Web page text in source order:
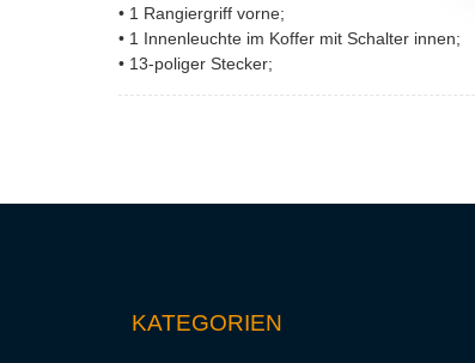
• 1 Rangiergriff vorne;
• 1 Innenleuchte im Koffer mit Schalter innen;
• 13-poliger Stecker;
KATEGORIEN